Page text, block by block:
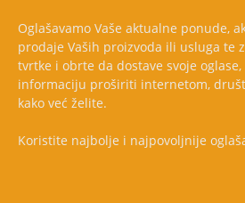
Oglašavamo Vaše aktualne ponude,
prodaje Vaših proizvoda ili usluga te
tvrtke i obrte da dostave svoje
informaciju proširiti internetom,
kako već želite.
Koristite najbolje i najpovoljnije